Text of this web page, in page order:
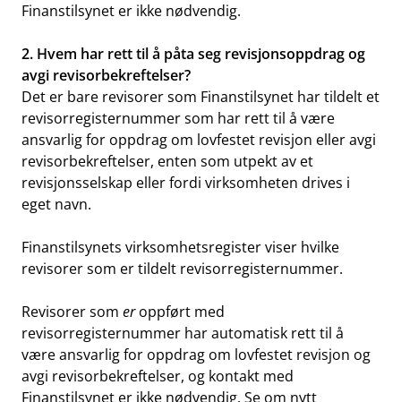
Finanstilsynet er ikke nødvendig.
2. Hvem har rett til å påta seg revisjonsoppdrag og
avgi revisorbekreftelser?
Det er bare revisorer som Finanstilsynet har tildelt et
revisorregisternummer som har rett til å være
ansvarlig for oppdrag om lovfestet revisjon eller avgi
revisorbekreftelser, enten som utpekt av et
revisjonsselskap eller fordi virksomheten drives i
eget navn.
Finanstilsynets virksomhetsregisterviser hvilke
revisorer som er tildelt revisorregisternummer.
Revisorer som eroppført med
revisorregisternummer har automatisk rett til å
være ansvarlig for oppdrag om lovfestet revisjon og
avgi revisorbekreftelser, og kontakt med
Finanstilsynet er ikke nødvendig. Se om nytt